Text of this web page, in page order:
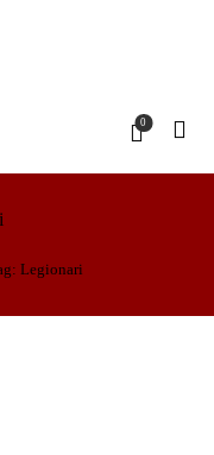
0
Legionari